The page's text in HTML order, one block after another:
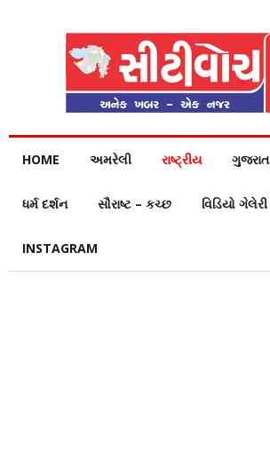
HOME અમરેલી રાષ્ટ્રીય ગુજરાત
ધર્મ દર્શન સૌરાષ્ટ – કચ્છ વિડિયો ગેલેરી
INSTAGRAM